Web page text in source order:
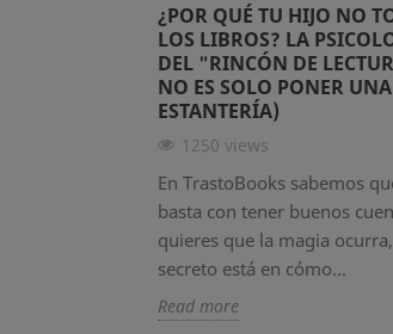
¿POR QUÉ TU HIJO NO
LOS LIBROS? LA
DEL "RINCÓN DE
NO ES SOLO PONER UNA
ESTANTERÍA)
1250 views
En TrastoBooks sabemos
basta con tener buenos
quieres que la magia
secreto está en cómo...
Read more